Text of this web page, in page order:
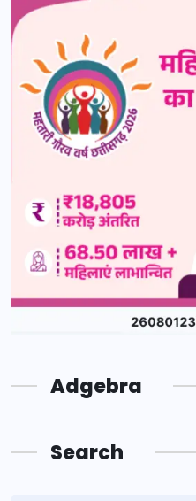
Adgebra
Search